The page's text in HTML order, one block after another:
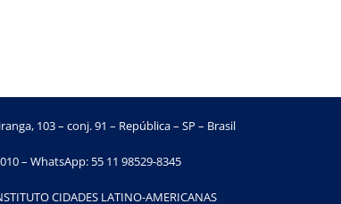
103 – conj. 91 – República – SP – Brasil
– WhatsApp: 55 11 98529-8345
CIDADES LATINO-AMERICANAS